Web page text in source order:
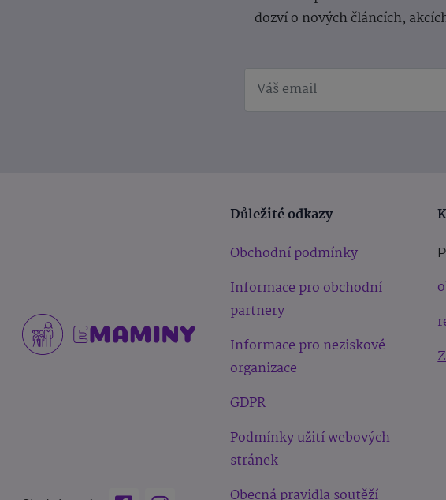
dozví o nových článcích,
Důležité odkazy
Obchodní podmínky
Informace pro obchodní
partnery
Informace pro neziskové
organizace
GDPR
Podmínky užití webových
stránek
Obecná pravidla soutěží